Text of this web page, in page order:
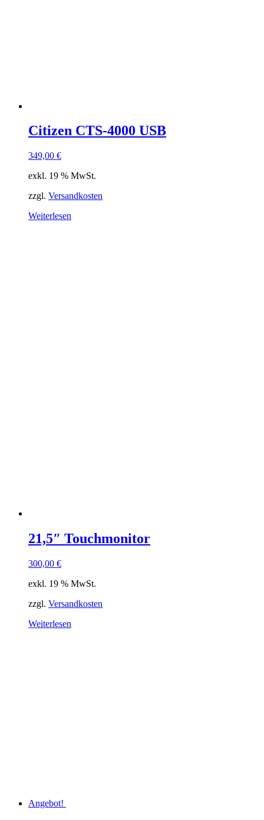
Citizen CTS-4000 USB
349,00 €
exkl. 19 % MwSt.
zzgl. Versandkosten
Weiterlesen
21,5″ Touchmonitor
300,00 €
exkl. 19 % MwSt.
zzgl. Versandkosten
Weiterlesen
Angebot!